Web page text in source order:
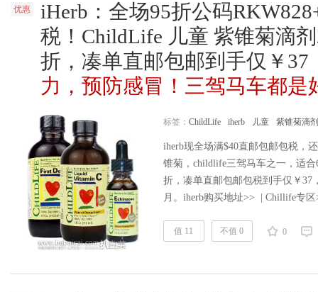
优惠
iHerb：全场95折公码
税！ChildLife 儿童 紫锥菊滴
折，凑单直邮包邮到手仅￥37
力，预防感冒！三驾马车都是
标签： ChildLife iherb 儿童 紫锥菊滴剂
iherb现全场满$40直邮包邮包税，
锥菊，childlife三驾马车之一，适
折，凑单直邮包邮包税到手仅￥37
月。iherb购买地址>> | Chillife专
品，带有天然桔子味，能让每个
值 11 不值 0 0